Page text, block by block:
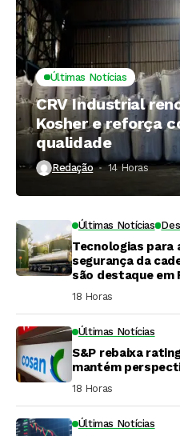
Últimas Notícias
CRV Industrial
Kosher e reforça
qualidade
Redação 14 Horas ⁮
Últimas Notícias
Tecnologias para
segurança da
são destaque em
18 Horas ⁮
Últimas Notícias
S&P rebaixa rating
mantém
18 Horas ⁮
Últimas Notícias